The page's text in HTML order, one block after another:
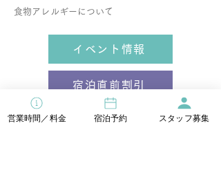
食物アレルギーについて
イベント情報
宿泊直前割引
お得なセットプラン
営業時間／料金 宿泊予約 スタッフ募集